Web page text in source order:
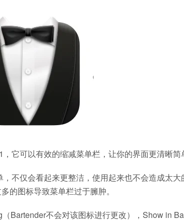
可以有效的缩减菜单栏，让你的界面更清晰简
不仅会看起来更整洁，使用起来也不会造成太
的图标导致菜单栏过于臃肿。
Bartender不会对该图标进行更改），Show in